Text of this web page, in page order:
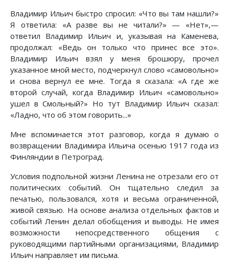
Владимир Ильич быстро спросил: «Что вы там нашли?»
Я ответила: «А разве вы не читали?» — «Нет»,—
ответил Владимир Ильич и, указывая на Каменева,
продолжал: «Ведь он только что принес все это».
Владимир Ильич взял у меня брошюру, прочел
указанное мной место, подчеркнул слово «самовольно»
и снова вернул ее мне. Тогда я сказала: «А где же
второй случай, когда Владимир Ильич «самовольно»
ушел в Смольный?» Но тут Владимир Ильич сказал:
«Ладно, что об этом говорить...»
Мне вспоминается этот разговор, когда я думаю о
возвращении Владимира Ильича осенью 1917 года из
Финляндии в Петроград.
Условия подпольной жизни Ленина не отрезали его от
политических событий. Он тщательно следил за
печатью, пользовался, хотя и весьма ограниченной,
живой связью. На основе анализа отдельных фактов и
событий Ленин делал обобщения и выводы. Не имея
возможности непосредственного общения с
руководящими партийными организациями, Владимир
Ильич направляет им письма.